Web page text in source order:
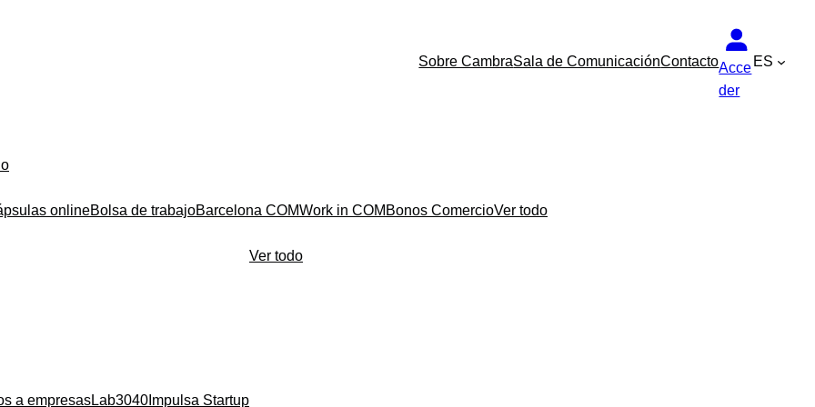
Sobre CambraSala de ComunicaciónContactoAcce
der
ES
onlineBolsa de trabajoBarcelona COMWork in COM Bonos ComercioVer todo
a empresasLab3040 Impulsa Startup
Ver todo